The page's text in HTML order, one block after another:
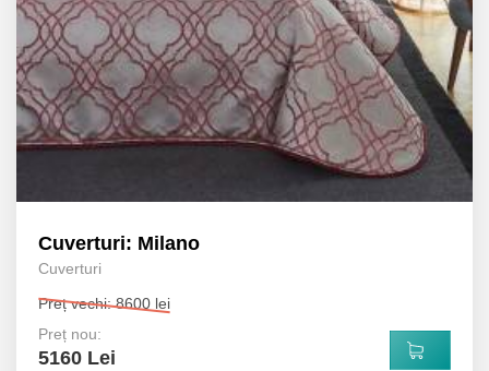
Cuverturi: Milano
Cuverturi
Preț vechi: 8600 lei
Preț nou:
5160 Lei